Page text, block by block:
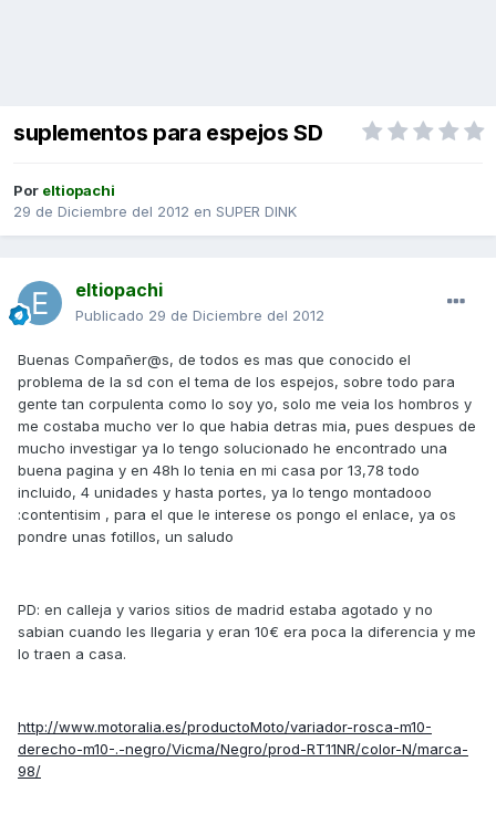
suplementos para espejos SD
Por eltiopachi
29 de Diciembre del 2012 en SUPER DINK
eltiopachi
Publicado 29 de Diciembre del 2012
Buenas Compañer@s, de todos es mas que conocido el
problema de la sd con el tema de los espejos, sobre todo para
gente tan corpulenta como lo soy yo, solo me veia los hombros y
me costaba mucho ver lo que habia detras mia, pues despues de
mucho investigar ya lo tengo solucionado he encontrado una
buena pagina y en 48h lo tenia en mi casa por 13,78 todo
incluido, 4 unidades y hasta portes, ya lo tengo montadooo
:contentisim , para el que le interese os pongo el enlace, ya os
pondre unas fotillos, un saludo
PD: en calleja y varios sitios de madrid estaba agotado y no
sabian cuando les llegaria y eran 10€ era poca la diferencia y me
lo traen a casa.
http://www.motoralia.es/productoMoto/variador-rosca-m10-
derecho-m10-.-negro/Vicma/Negro/prod-RT11NR/color-N/marca-
98/